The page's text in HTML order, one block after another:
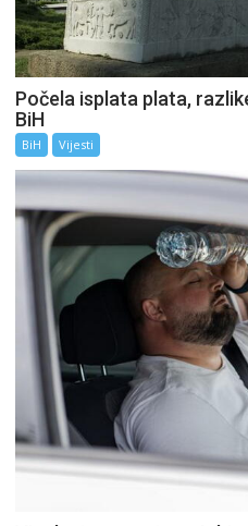
Počela isplata plata,
BiH
BiH Vijesti